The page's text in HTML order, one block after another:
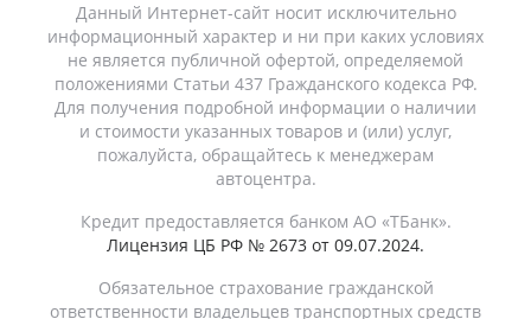
Данный Интернет-сайт носит исключительно
информационный характер и ни при каких условиях
не является публичной офертой, определяемой
положениями Статьи 437 Гражданского кодекса РФ.
Для получения подробной информации о наличии
и стоимости указанных товаров и (или) услуг,
пожалуйста, обращайтесь к менеджерам
автоцентра.
Кредит предоставляется банком АО «ТБанк».
Лицензия ЦБ РФ № 2673 от 09.07.2024.
Обязательное страхование гражданской
ответственности владельцев транспортных средств